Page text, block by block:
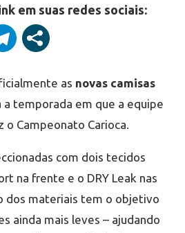
em suas redes sociais:
as novas camisas
a temporada em que a equipe
o Campeonato Carioca.
com dois tecidos
na frente e o DRY Leak nas
dos materiais tem o objetivo
ainda mais leves – ajudando